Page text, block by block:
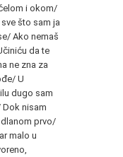
i okom/
što sam ja
Ako nemaš
da te
ne zna za
U
dugo sam
nisam
prvo/
malo u